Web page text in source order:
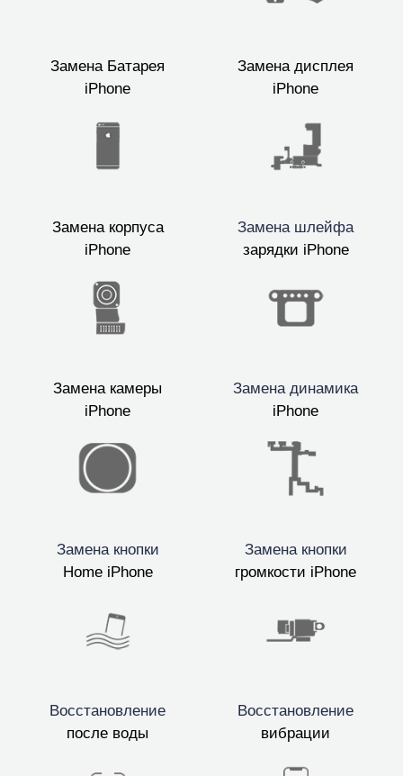
Замена Батарея
iPhone
Замена дисплея
iPhone
Замена корпуса
iPhone
Замена шлейфа
зарядки iPhone
Замена камеры
iPhone
Замена динамика
iPhone
Замена кнопки
Home iPhone
Замена кнопки
громкости iPhone
Восстановление
после воды
Восстановление
вибрации